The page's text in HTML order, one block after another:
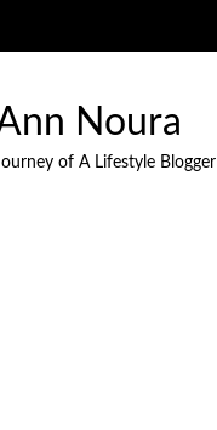
Noura
of A Lifestyle Blogger